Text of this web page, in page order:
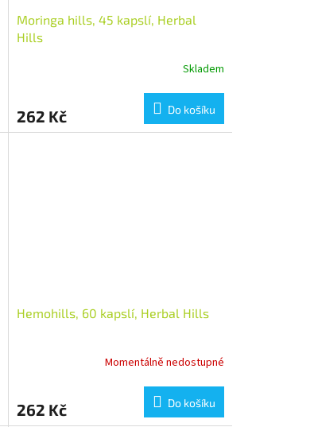
Moringa hills, 45 kapslí, Herbal
Hills
Skladem
262 Kč Do košíku
Hemohills, 60 kapslí, Herbal Hills
Momentálně nedostupné
262 Kč Do košíku